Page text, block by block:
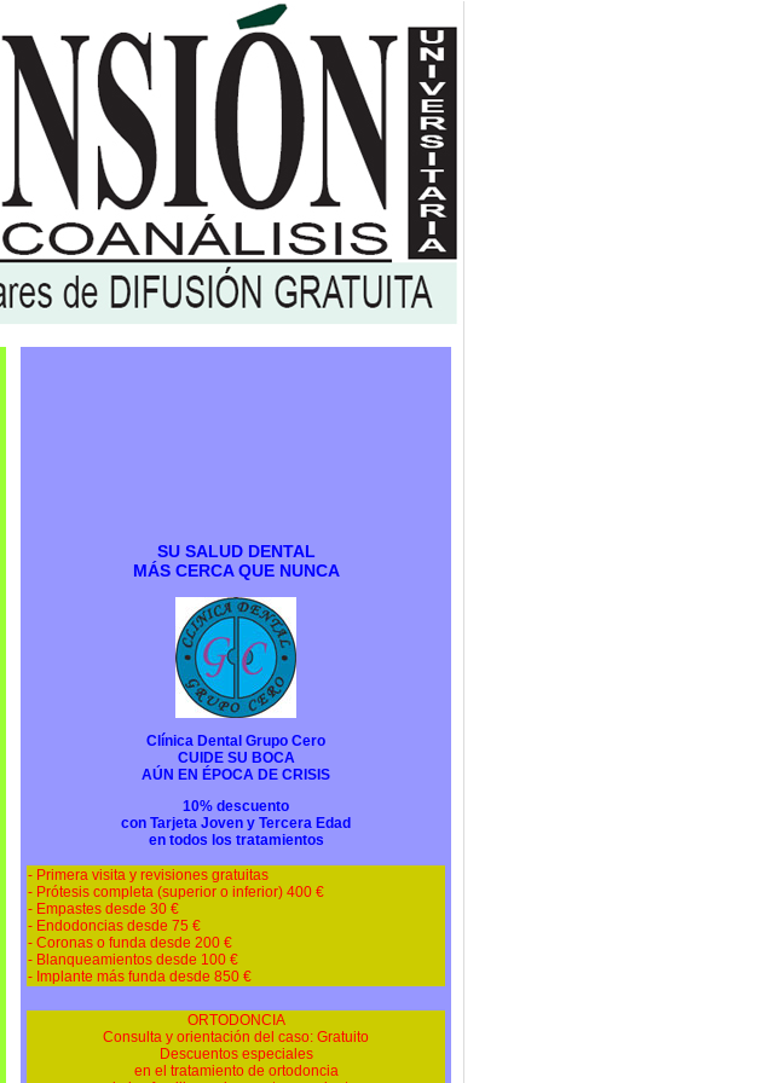
SU SALUD DENTAL
MÁS CERCA QUE NUNCA
Clínica Dental Grupo Cero
CUIDE SU BOCA
AÚN EN ÉPOCA DE CRISIS
10% descuento
con Tarjeta Joven y Tercera Edad
en todos los tratamientos
- Primera visita y revisiones gratuitas
- Prótesis completa (superior o inferior) 400 €
- Empastes desde 30 €
- Endodoncias desde 75 €
- Coronas o funda desde 200 €
- Blanqueamientos desde 100 €
- Implante más funda desde 850 €
ORTODONCIA
Consulta y orientación del caso: Gratuito
Descuentos especiales
en el tratamiento de ortodoncia